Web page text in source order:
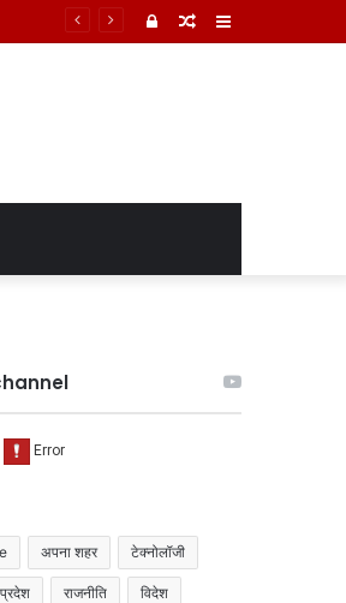
Random
Log
अपना शहर टेक्नोलॉजी
राजनीति विदेश